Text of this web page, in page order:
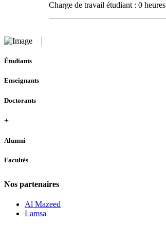
Charge de travail étudiant : 0 heures
Étudiants
Enseignants
Doctorants
+
Alumni
Facultés
Nos partenaires
Al Mazeed
Lamsa